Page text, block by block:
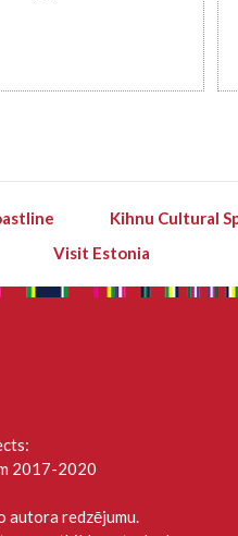
Kihnu Cultural
Visit Estonia
2017-2020
autora redzējumu.